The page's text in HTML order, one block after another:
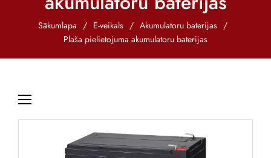
Sākumlapa / E-veikals / Akumulatoru baterijas /
Plaša pielietojuma akumulatoru baterijas